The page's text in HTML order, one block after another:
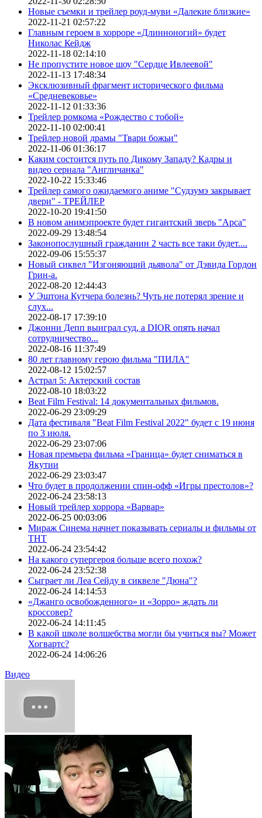
Новые съемки и трейлер роуд-муви «Далекие близкие»
2022-11-21 02:57:22
Главным героем в хорроре «Длинноногий» будет
Николас Кейдж
2022-11-18 02:14:10
Не пропустите новое шоу "Сердце Ивлеевой"
2022-11-13 17:48:34
Эксклюзивный фрагмент исторического фильма
«Средневековье»
2022-11-12 01:33:36
Трейлер ромкома «Рождество с тобой»
2022-11-10 02:00:41
Трейлер новой драмы "Твари божьи"
2022-11-06 01:36:17
Каким состоится путь по Дикому Западу? Кадры и
видео сериала "Англичанка"
2022-10-22 15:33:46
Трейлер самого ожидаемого аниме "Судзумэ закрывает
двери" - ТРЕЙЛЕР
2022-10-20 19:41:50
В новом анимэпроекте будет гигантский зверь "Арса"
2022-09-29 13:48:54
Законопослушный гражданин 2 часть все таки будет....
2022-09-06 15:55:37
Новый сиквел "Изгоняющий дьявола" от Дэвида Гордон
Грин-а.
2022-08-20 12:44:43
У Эштона Кутчера болезнь? Чуть не потерял зрение и
слух...
2022-08-17 17:39:10
Джонни Депп выиграл суд, а DIOR опять начал
сотрудничество...
2022-08-16 11:37:49
80 лет главному герою фильма "ПИЛА"
2022-08-12 15:02:57
Астрал 5: Актерский состав
2022-08-10 18:03:22
Beat Film Festival: 14 документальных фильмов.
2022-06-29 23:09:29
Дата фестиваля "Beat Film Festival 2022" будет с 19 июня
по 3 июля.
2022-06-29 23:07:06
Новая премьера фильма «Граница» будет сниматься в
Якутии
2022-06-29 23:03:47
Что будет в продолжении спин-офф «Игры престолов»?
2022-06-24 23:58:13
Новый трейлер хоррора «Варвар»
2022-06-25 00:03:06
Мираж Синема начнет показывать сериалы и фильмы от
ТНТ
2022-06-24 23:54:42
На какого супергероя больше всего похож?
2022-06-24 23:52:38
Сыграет ли Леа Сейду в сиквеле "Дюна"?
2022-06-24 14:14:53
«Джанго освобожденного» и «Зорро» ждать ли
кроссовер?
2022-06-24 14:11:45
В какой школе волшебства могли бы учиться вы? Может
Хогвартс?
2022-06-24 14:06:26
Видео